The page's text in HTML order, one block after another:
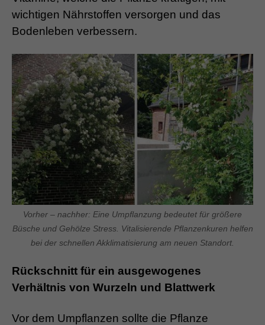
wichtigen Nährstoffen versorgen und das
Bodenleben verbessern.
Vorher – nachher: Eine Umpflanzung bedeutet für größere
Büsche und Gehölze Stress. Vitalisierende Pflanzenkuren helfen
bei der schnellen Akklimatisierung am neuen Standort.
Rückschnitt für ein ausgewogenes
Verhältnis von Wurzeln und Blattwerk
Vor dem Umpflanzen sollte die Pflanze